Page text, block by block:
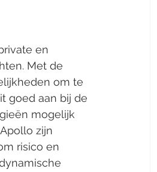
en
Met de
om te
goed aan bij de
mogelijk
zijn
risico en